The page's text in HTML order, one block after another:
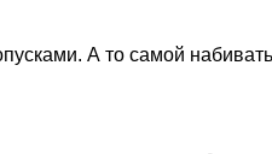
А то самой набивать